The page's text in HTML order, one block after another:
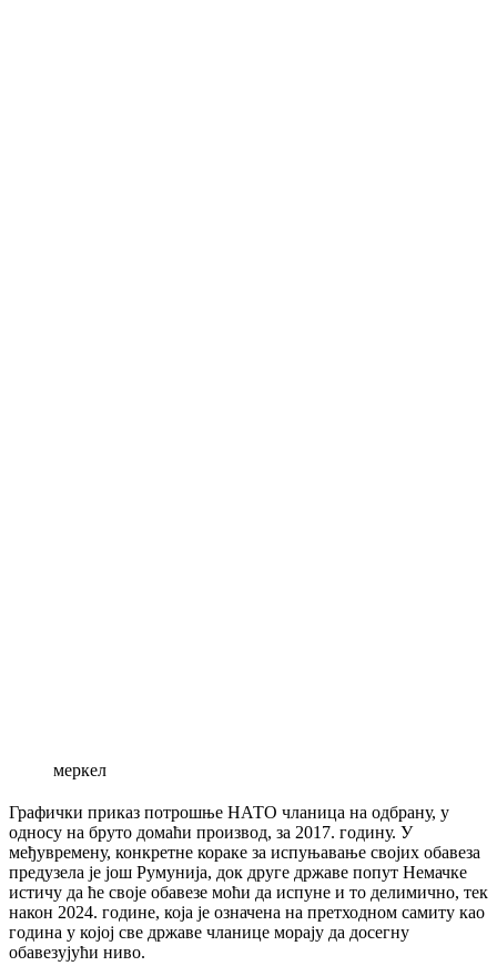
меркел
Графички приказ потрошње НАТО чланица на одбрану, у
односу на бруто домаћи производ, за 2017. годину. У
међувремену, конкретне кораке за испуњавање својих обавеза
предузела је још Румунија, док друге државе попут Немачке
истичу да ће своје обавезе моћи да испуне и то делимично, тек
након 2024. године, која је означена на претходном самиту као
година у којој све државе чланице морају да досегну
обавезујући ниво.